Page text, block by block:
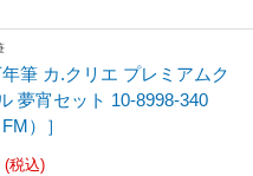
年筆 カ.クリエ プレミアムク
夢宵セット 10-8998-340
）］
(税込)